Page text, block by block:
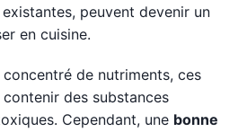
peuvent devenir un
en cuisine.
de nutriments, ces
des substances
Cependant, une bonne